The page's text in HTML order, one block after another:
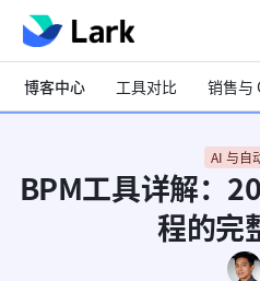
博客中心 工具对比 销售与
AI 与自
BPM工具详解：
程的完